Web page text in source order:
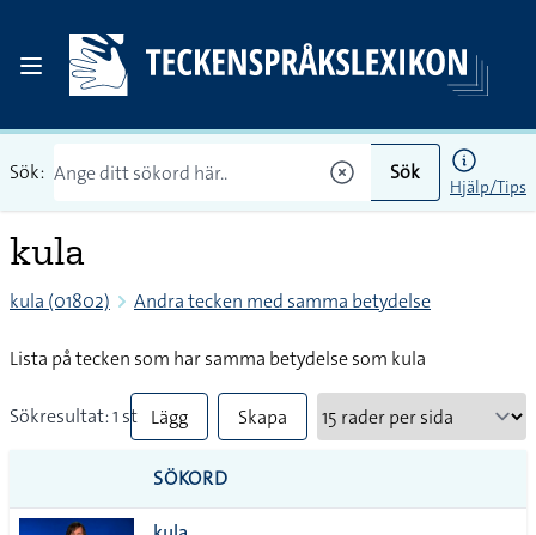
Sök: Sök
Hjälp/Tips
kula
kula (01802) Andra tecken med samma betydelse
Lista på tecken som har samma betydelse som kula
Sökresultat: 1 st Lägg
till
alla i
Skapa
SÖKORD